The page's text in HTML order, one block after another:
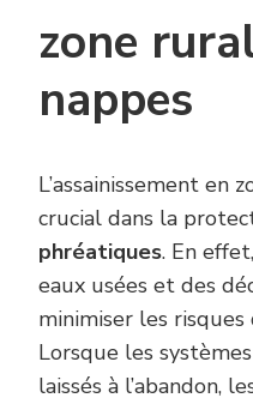
zone
nappes
L’assainissement en
crucial dans la
phréatiques. En
eaux usées et des
minimiser les
Lorsque les
laissés à l’abandon,